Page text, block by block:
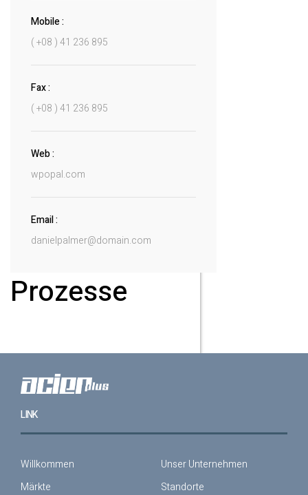
Mobile :
( +08 ) 41 236 895
Fax :
( +08 ) 41 236 895
Web :
wpopal.com
Email :
danielpalmer@domain.com
Prozesse
LINK
Willkommen
Unser Unternehmen
Märkte
Standorte